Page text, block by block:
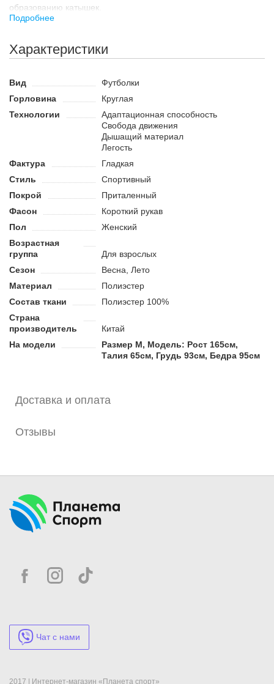
образованию катышек.
Назначение
Женская футболка Joma ACADEMY IV с коротким рукавом
имеет универсальный дизайн. Благодаря этому, ее можно
занятий другими видами спорта или повседневной жизни.
Классический спортивный стиль с минимумом декоративных
спортивной юбкой, леггинсами или штанами.
Преимущества спортивной футболки:
Материал пропускает воздух и отводит влагу с тела.
Универсальный дизайн подходит для занятий разными
видами спорта.
Подробнее
Характеристики
Вид
Футболки
Горловина
Круглая
Технологии
Адаптационная способность
Свобода движения
Дышащий материал
Легость
Фактура
Гладкая
Стиль
Спортивный
Покрой
Приталенный
Фасон
Короткий рукав
Пол
Женский
Возрастная
группа
Для взрослых
Сезон
Весна, Лето
Материал
Полиэстер
Состав ткани
Полиэстер 100%
Страна
производитель
Китай
На модели
Размер M, Модель: Рост 165см,
Талия 65см, Грудь 93см, Бедра 95см
Доставка и оплата
Отзывы
Чат с нами
2017 | Интернет-магазин «Планета спорт»